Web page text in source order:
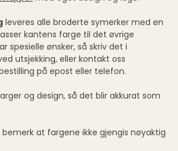
leveres alle broderte symerker med en
kantens farge til det øvrige
spesielle ønsker, så skriv det i
utsjekking, eller kontakt oss
på epost eller telefon.
og design, så det blir akkurat som
at fargene ikke gjengis nøyaktig